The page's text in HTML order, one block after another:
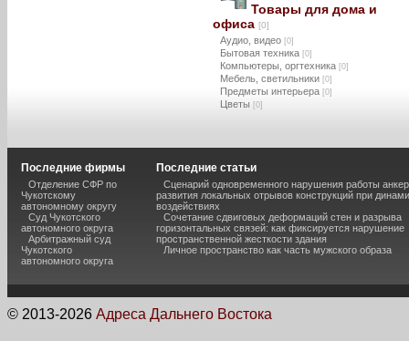
Товары для дома и
офиса [0]
Аудио, видео [0]
Бытовая техника [0]
Компьютеры, оргтехника [0]
Мебель, светильники [0]
Предметы интерьера [0]
Цветы [0]
Последние фирмы
Отделение СФР по
Чукотскому
автономному округу
Суд Чукотского
автономного округа
Арбитражный суд
Чукотского
автономного округа
Последние статьи
Сценарий одновременного нарушения работы
развития локальных отрывов конструкций при
воздействиях
Сочетание сдвиговых деформаций стен и разрыва
горизонтальных связей: как фиксируется нарушение
пространственной жесткости здания
Личное пространство как часть мужского образа
© 2013-2026 Адреса Дальнего Востока